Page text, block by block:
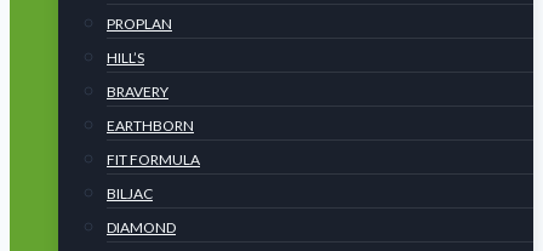
PROPLAN
HILL’S
BRAVERY
EARTHBORN
FIT FORMULA
BILJAC
DIAMOND